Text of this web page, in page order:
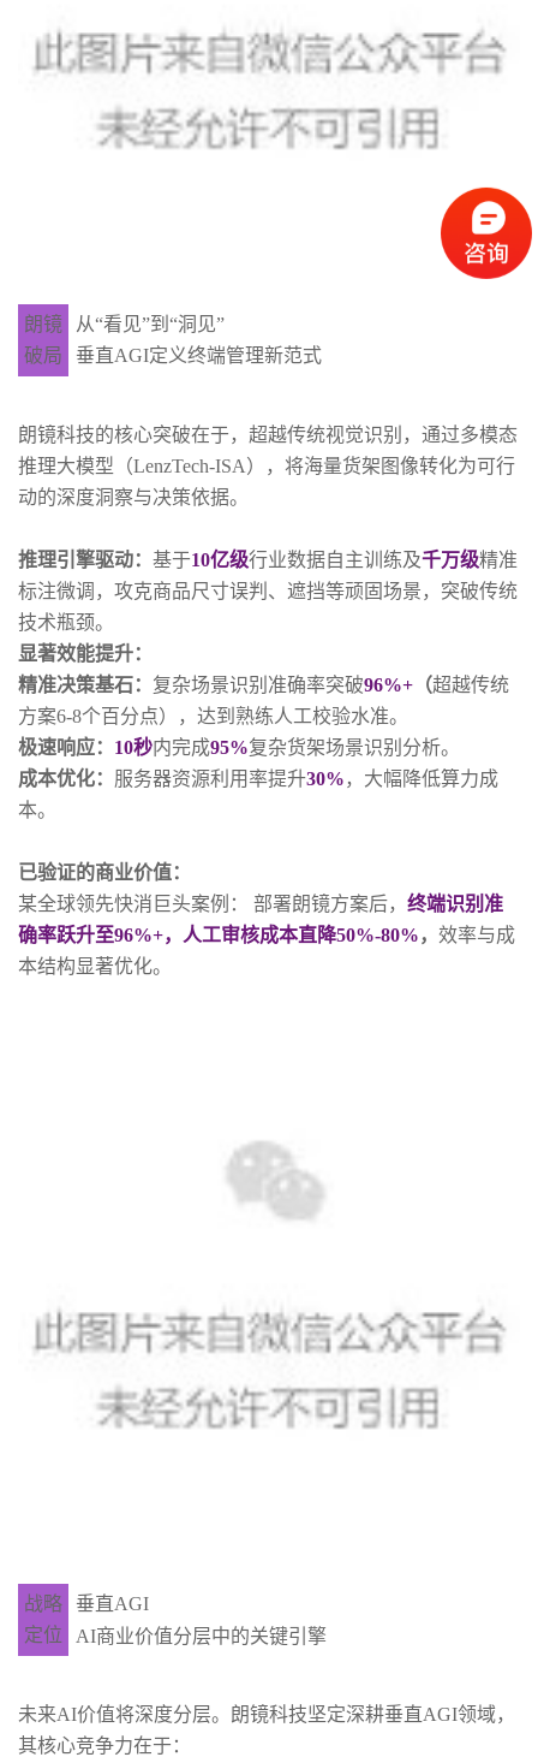
朗镜
破局
从“看见”到“洞见”
垂直AGI定义终端管理新范式
朗镜科技的核心突破在于，超越传统视觉识别，通过多模态
推理大模型（LenzTech-ISA），将海量货架图像转化为可行
动的深度洞察与决策依据。
推理引擎驱动： 基于10亿级行业数据自主训练及千万级精准
标注微调，攻克商品尺寸误判、遮挡等顽固场景，突破传统
技术瓶颈。
显著效能提升：
精准决策基石： 复杂场景识别准确率突破96%+ （超越传统
方案6-8个百分点），达到熟练人工校验水准。
极速响应： 10秒内完成95%复杂货架场景识别分析。
成本优化： 服务器资源利用率提升30% ，大幅降低算力成
本。
已验证的商业价值：
某全球领先快消巨头案例： 部署朗镜方案后， 终端识别准
确率跃升至96%+，人工审核成本直降50%-80%， 效率与成
本结构显著优化。
战略
定位
垂直AGI
AI商业价值分层中的关键引擎
未来AI价值将深度分层。朗镜科技坚定深耕垂直AGI领域，
其核心竞争力在于：